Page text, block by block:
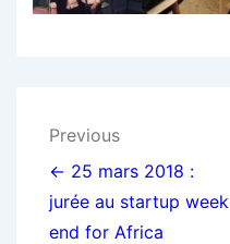
Navigation
de
l’article
Previous
← 25 mars 2018 :
jurée au startup week
end for Africa